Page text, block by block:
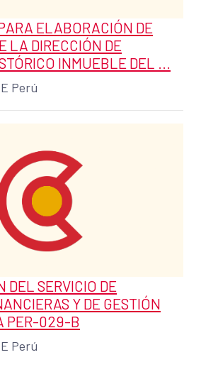
ELABORACIÓN DE
LA DIRECCIÓN DE
INMUEBLE DEL ...
Perú
DEL SERVICIO DE
Y DE GESTIÓN
PER-029-B
Perú